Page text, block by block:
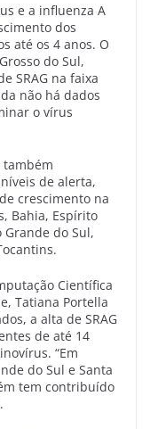
e a influenza A
dos
até os 4 anos. O
do Sul,
SRAG na faixa
não há dados
o vírus
também
de alerta,
crescimento na
Bahia, Espírito
Grande do Sul,
Científica
Tatiana Portella
a alta de SRAG
de até 14
“Em
do Sul e Santa
tem contribuído